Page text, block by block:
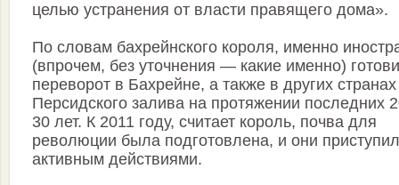
целью устранения от власти правящего дома».
По словам бахрейнского короля, именно
(впрочем, без уточнения — какие именно)
переворот в Бахрейне, а также в других странах
Персидского залива на протяжении последних
30 лет. К 2011 году, считает король, почва для
революции была подготовлена, и они
активным действиями.